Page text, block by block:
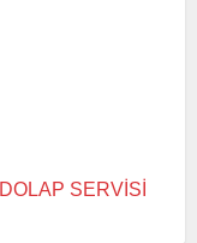
SERVISI